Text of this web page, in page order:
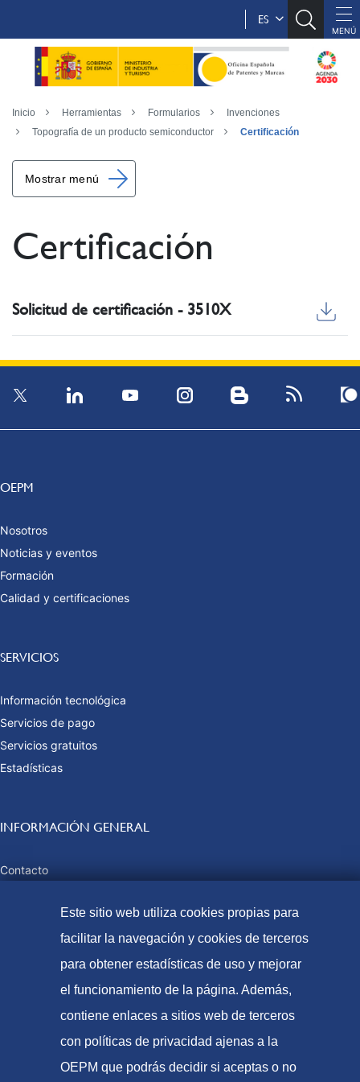
ES
Inicio Herramientas Formularios
Invenciones
Topografía de un producto semiconductor
Certificación
Mostrar menú
Certificación
Solicitud de certificación - 3510X
OEPM
Nosotros
Noticias y eventos
Formación
Calidad y certificaciones
SERVICIOS
Información tecnológica
Servicios de pago
Servicios gratuitos
Estadísticas
INFORMACIÓN GENERAL
Contacto
Tasas y precios públicos
Formas de pago
Este sitio web utiliza cookies propias para
facilitar la navegación y cookies de terceros
para obtener estadísticas de uso y mejorar
el funcionamiento de la página. Además,
contiene enlaces a sitios web de terceros
con políticas de privacidad ajenas a la
OEPM que podrás decidir si aceptas o no